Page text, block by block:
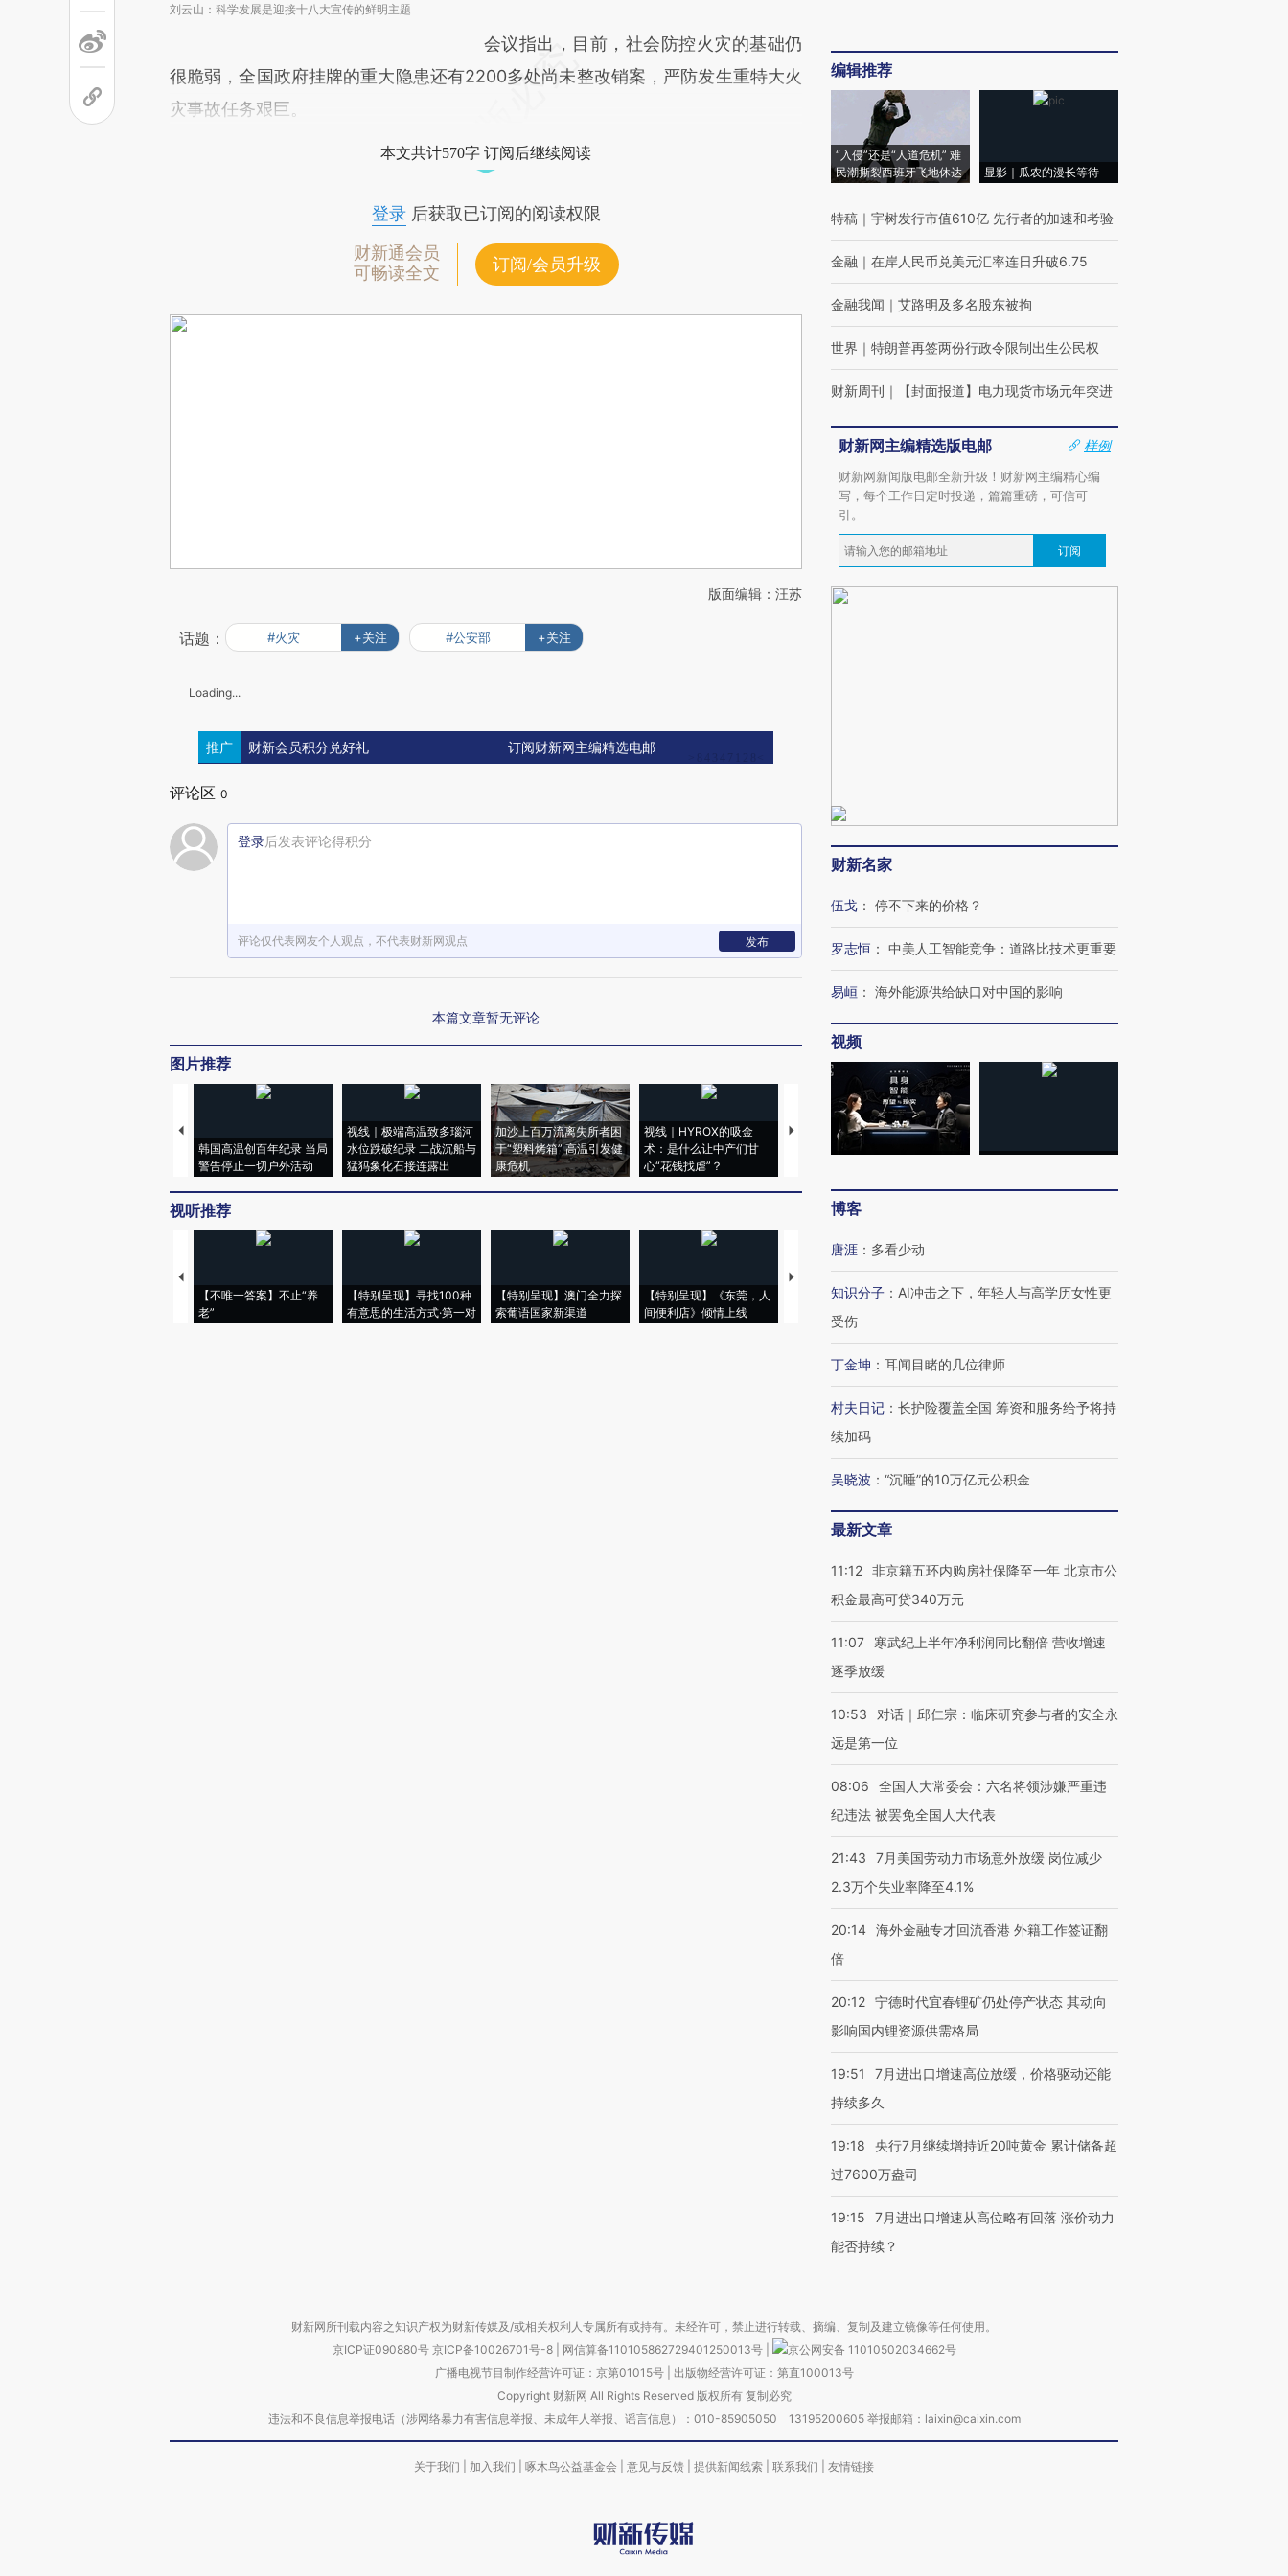
刘云山：科学发展是迎接十八大宣传的鲜明主题
会议指出，目前，社会防控火灾的基础仍
很脆弱，全国政府挂牌的重大隐患还有2200多处尚未整改销案，严防发生重特大火
灾事故任务艰巨。
本文共计570字 订阅后继续阅读
登录后获取已订阅的阅读权限
财新通会员
可畅读全文
订阅/会员升级
版面编辑：汪苏
话题： #火灾 +关注 #公安部 +关注
Loading...
推广 财新会员积分兑好礼 订阅财新网主编精选电邮
评论区 0
登录后发表评论得积分
评论仅代表网友个人观点，不代表财新网观点 发布
本篇文章暂无评论
图片推荐
韩国高温创百年纪录 当局
警告停止一切户外活动
视线｜极端高温致多瑙河
水位跌破纪录 二战沉船与
猛犸象化石接连露出
加沙上百万流离失所者困
于“塑料烤箱” 高温引发健
康危机
视线｜HYROX的吸金
术：是什么让中产们甘
心“花钱找虐”？
马航飞行员跨国走私7万
粒摇头丸 尿检体内含3种
视线｜被称为“蟑螂”的印
度Z世代 用街头抗争将教
机”？难民潮撕裂西班牙
视听推荐
【不唯一答案】不止“养
老”
【特别呈现】寻找100种
有意思的生活方式·第一对
【特别呈现】澳门全力探
索葡语国家新渠道
【特别呈现】《东莞，人
间便利店》倾情上线
【推广】走进第四届链博
会，让数智科技“链”接产
【特别呈现】寻找100种
CFO：不靠规模取胜，华
编辑推荐
“入侵”还是“人道危机” 难
民潮撕裂西班牙飞地休达
显影｜瓜农的漫长等待
特稿 ｜ 宇树发行市值610亿 先行者的加速和考验
金融 ｜ 在岸人民币兑美元汇率连日升破6.75
金融我闻 ｜ 艾路明及多名股东被拘
世界 ｜ 特朗普再签两份行政令限制出生公民权
财新周刊 ｜ 【封面报道】电力现货市场元年突进
财新网主编精选版电邮
样例
财新网新闻版电邮全新升级！财新网主编精心编
写，每个工作日定时投递，篇篇重磅，可信可
引。
订阅
财新名家
伍戈 ： 停不下来的价格？
罗志恒 ： 中美人工智能竞争：道路比技术更重要
易峘 ： 海外能源供给缺口对中国的影响
视频
博客
唐涯 ： 多看少动
知识分子 ： AI冲击之下，年轻人与高学历女性更
受伤
丁金坤 ： 耳闻目睹的几位律师
村夫日记 ： 长护险覆盖全国 筹资和服务给予将持
续加码
吴晓波 ： “沉睡”的10万亿元公积金
最新文章
11:12 非京籍五环内购房社保降至一年 北京市公
积金最高可贷340万元
11:07
寒武纪上半年净利润同比翻倍 营收增速
逐季放缓
10:53
对话｜邱仁宗：临床研究参与者的安全永
远是第一位
08:06
全国人大常委会：六名将领涉嫌严重违
纪违法 被罢免全国人大代表
21:43
7月美国劳动力市场意外放缓 岗位减少
2.3万个失业率降至4.1%
20:14 海外金融专才回流香港 外籍工作签证翻
倍
20:12 宁德时代宜春锂矿仍处停产状态 其动向
影响国内锂资源供需格局
19:51
7月进出口增速高位放缓，价格驱动还能
持续多久
19:18
央行7月继续增持近20吨黄金 累计储备超
过7600万盎司
19:15
7月进出口增速从高位略有回落 涨价动力
能否持续？
财新网所刊载内容之知识产权为财新传媒及/或相关权利人专属所有或持有。未经许可，禁止进行转载、摘编、复制及建立镜像等任何使用。
京ICP证090880号 京ICP备10026701号-8 网信算备110105862729401250013号
京公网安备 11010502034662号
广播电视节目制作经营许可证：京第01015号| 出版物经营许可证：第直100013号
Copyright 财新网 All Rights Reserved 版权所有 复制必究
违法和不良信息举报电话（涉网络暴力有害信息举报、未成年人举报、谣言信息）：010-85905050 13195200605 举报邮箱：laixin@caixin.com
关于我们 加入我们 啄木鸟公益基金会 意见与反馈 提供新闻线索 联系我们 友情链接